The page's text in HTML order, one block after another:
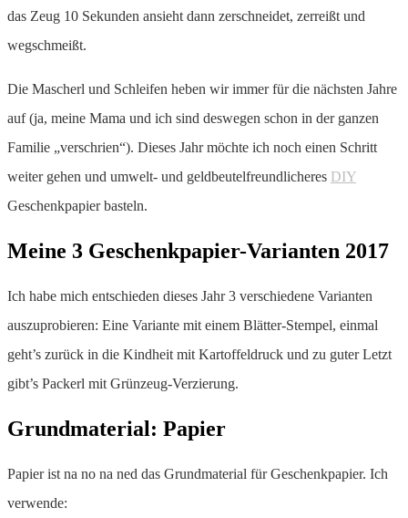
das Zeug 10 Sekunden ansieht dann zerschneidet, zerreißt und
wegschmeißt.
Die Mascherl und Schleifen heben wir immer für die nächsten Jahre
auf (ja, meine Mama und ich sind deswegen schon in der ganzen
Familie „verschrien“). Dieses Jahr möchte ich noch einen Schritt
weiter gehen und umwelt- und geldbeutelfreundlicheres DIY
Geschenkpapier basteln.
Meine 3 Geschenkpapier-Varianten 2017
Ich habe mich entschieden dieses Jahr 3 verschiedene Varianten
auszuprobieren: Eine Variante mit einem Blätter-Stempel, einmal
geht’s zurück in die Kindheit mit Kartoffeldruck und zu guter Letzt
gibt’s Packerl mit Grünzeug-Verzierung.
Grundmaterial: Papier
Papier ist na no na ned das Grundmaterial für Geschenkpapier. Ich
verwende: